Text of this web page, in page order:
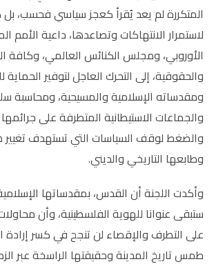
المتكررة لم يعد يُقرأ كعجز سياسي فحسب،
لاستمرار الانتهاكات وتصاعدها، داعية الأمم
الأوروبي، ومجلس الكنائس العالمي، وكافة
والحقوقية، إلى التحرك العاجل لتوفير
ومقدساته الإسلامية والمسيحية، ومحاسبة
والجماعات الاستيطانية المتطرفة على
والضغط لوقف السياسات التي تستهدف
وطابعها التاريخي والديني.
وأكدت اللجنة أن القدس، بمقدساتها
ستبقى عنوانا للهوية الفلسطينية، وأن
على التطرف والإقصاء لن تنجح في كسر إرادة
طمس تاريخ المدينة وحقيقتها الراسخة عبر